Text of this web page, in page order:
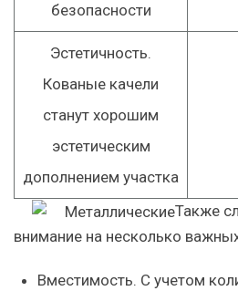
безопасности
Эстетичность.
Кованые качели
станут хорошим
эстетическим
дополнением участка
Также
внимание на несколько
Вместимость. С учетом